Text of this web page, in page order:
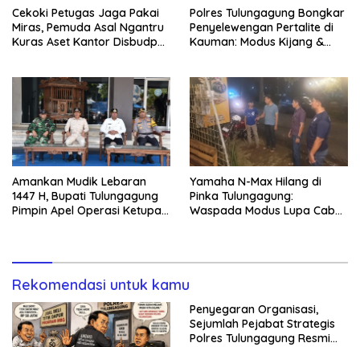
Cekoki Petugas Jaga Pakai
Miras, Pemuda Asal Ngantru
Kuras Aset Kantor Disbudpar
Polres Tulungagung Bongkar
Penyelewengan Pertalite di
Kauman: Modus Kijang &
Amankan Mudik Lebaran
1447 H, Bupati Tulungagung
Pimpin Apel Operasi Ketupat
Yamaha N-Max Hilang di
Pinka Tulungagung:
Waspada Modus Lupa Cabut
Rekomendasi untuk kamu
Penyegaran Organisasi,
Sejumlah Pejabat Strategis
Polres Tulungagung Resmi